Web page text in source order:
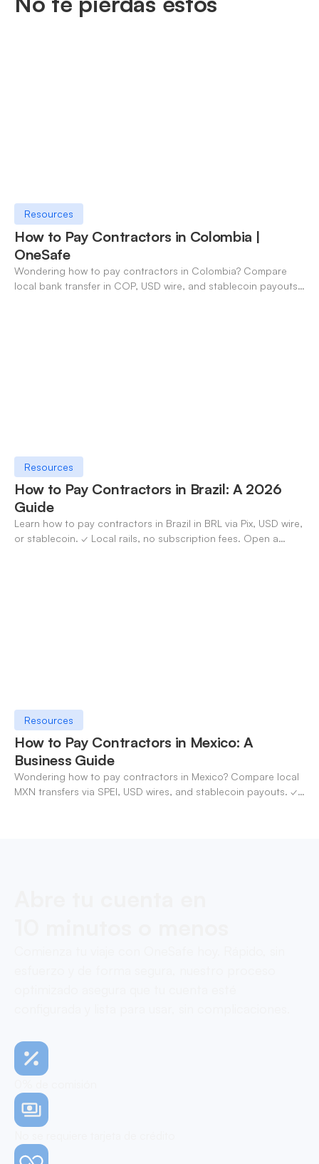
Resources
How to Pay Contractors in Colombia |
OneSafe
Wondering how to pay contractors in Colombia? Compare
local bank transfer in COP, USD wire, and stablecoin payouts.
Resources
How to Pay Contractors in Brazil: A 2026
Guide
Learn how to pay contractors in Brazil in BRL via Pix, USD wire,
or stablecoin. ✓ Local rails, no subscription fees. Open a
Resources
How to Pay Contractors in Mexico: A
Business Guide
Wondering how to pay contractors in Mexico? Compare local
MXN transfers via SPEI, USD wires, and stablecoin payouts. ✓